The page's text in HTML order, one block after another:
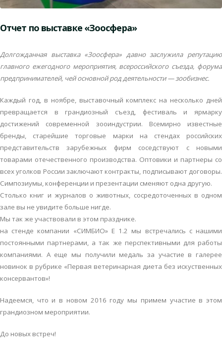
Отчет по выставке «Зоосфера»
Долгожданная выставка «Зоосфера» давно заслужила репутацию
главного ежегодного мероприятия, всероссийского съезда, форума
предпринимателей, чей основной род деятельности — зообизнес.
Каждый год, в ноябре, выставочный комплекс на несколько дней
превращается в грандиозный съезд, фестиваль и ярмарку
достижений современной зооиндустрии. Всемирно известные
бренды, старейшие торговые марки на стендах российских
представительств зарубежных фирм соседствуют с новыми
товарами отечественного производства. Оптовики и партнеры со
всех уголков России заключают контракты, подписывают договоры.
Симпозиумы, конференции и презентации сменяют одна другую.
Столько книг и журналов о животных, сосредоточенных в одном
зале вы не увидите больше нигде.
Мы так же участвовали в этом празднике.
на стенде компании «СИМБИО» Е 1.2 мы встречались с нашими
постоянными партнерами, а так же перспективными для работы
компаниями. А еще мы получили медаль за участие в галерее
новинок в рубрике «Первая ветеринарная диета без искуственных
консервантов»!
Надеемся, что и в новом 2016 году мы примем участие в этом
грандиозном мероприятии.
До новых встреч!